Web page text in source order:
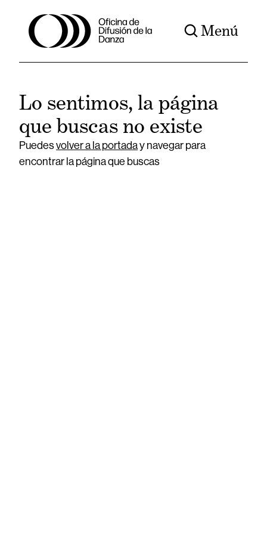
Menú
Lo sentimos, la página
que buscas no existe
Puedesvolver a la portaday navegar para
encontrar la página que buscas